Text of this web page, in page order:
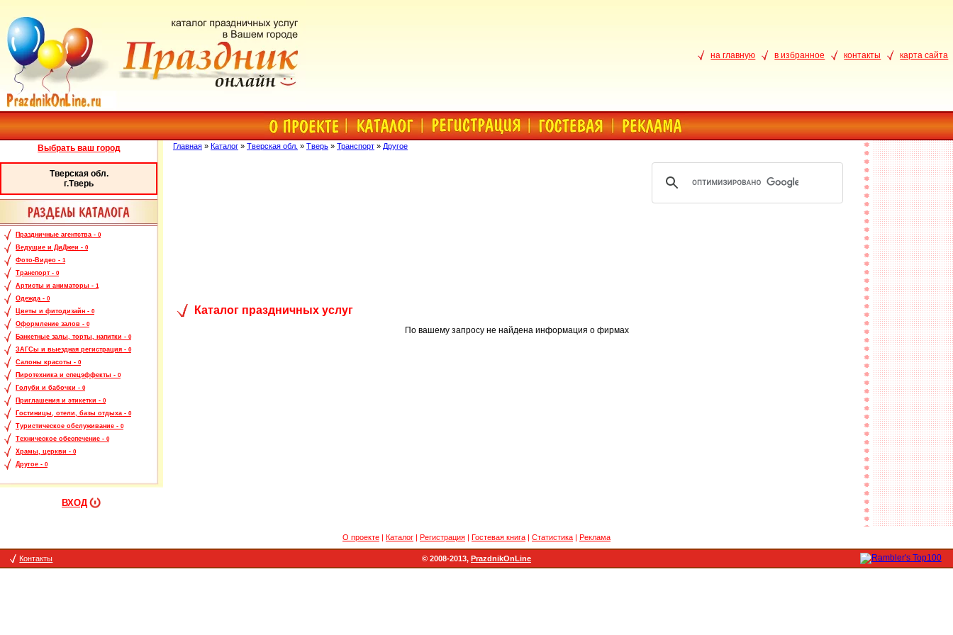
на главную в избранное контакты карта сайта
Выбрать ваш город
Тверская обл.
г.Тверь
Праздничные агентства - 0
Ведущие и ДиДжеи - 0
Фото-Видео - 1
Транспорт - 0
Артисты и аниматоры - 1
Одежда - 0
Цветы и фитодизайн - 0
Оформление залов - 0
Банкетные залы, торты, напитки - 0
ЗАГСы и выездная регистрация - 0
Салоны красоты - 0
Пиротехника и спецэффекты - 0
Голуби и бабочки - 0
Приглашения и этикетки - 0
Гостиницы, отели, базы отдыха - 0
Туристическое обслуживание - 0
Техническое обеспечение - 0
Храмы, церкви - 0
Другое - 0
ВХОД
Главная » Каталог » Тверская обл. » Тверь » Транспорт » Другое
Каталог праздничных услуг
По вашему запросу не найдена информация о фирмах
О проекте Каталог Регистрация Гостевая книга Статистика Реклама
Контакты © 2008-2013, PrazdnikOnLine